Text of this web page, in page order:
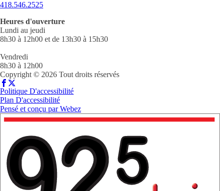
418.546.2525
Heures d'ouverture
Lundi au jeudi
8h30 à 12h00 et de 13h30 à 15h30
Vendredi
8h30 à 12h00
Copyright © 2026 Tout droits réservés
Politique D'accessibilité
Plan D'accessibilité
Pensé et conçu parWebez